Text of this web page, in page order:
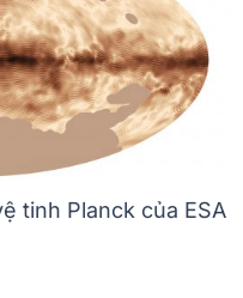
tinh Planck của ESA